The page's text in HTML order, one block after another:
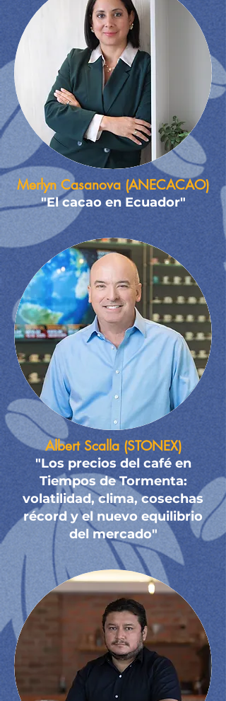
Merlyn Casanova (ANECACAO)
"El cacao en Ecuador​"
Albert Scalla (STONEX)
"Los precios del café en
Tiempos de Tormenta:
volatilidad, clima, cosechas
récord y el nuevo equilibrio
del mercado"